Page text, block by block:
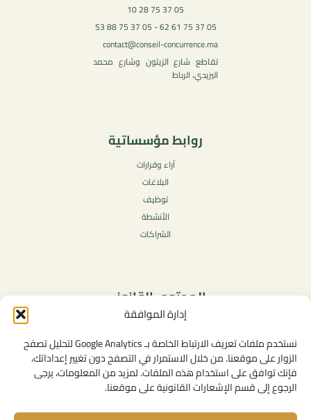
إدارة الموافقة
نستخدم ملفات تعريف الارتباط الخاصة بـ Google Analytics لتحليل تصفح
الزوار على موقعنا. من خلال الاستمرار في التصفح دون تغيير إعداداتك،
فإنك توافق على استخدام هذه الملفات. لمزيد من المعلومات، يرجى
الرجوع إلى قسم الإشعارات القانونية على موقعنا.
05 37 75 28 10
05 37 75 61 62 - 05 37 75 88 53
contact@conseil-concurrence.ma
تقاطع شارع الزيتون وشارع محمد
اليزيدي، الرباط
روابط مؤسساتية
آراء وقرارات
البلاغات
توظيف
الأنشطة
الشراكات
المحتوى القانوني
سياسة الخصوصية
شروط الاستخدام العامة
الإشعارات القانونية
سياسة ملفات تعريف الارتباط (الكوكيز)